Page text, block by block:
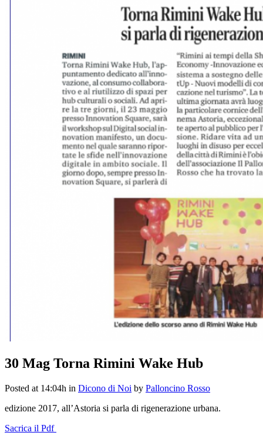
Torna Rimini Wake Hub
30 Mag Torna Rimini Wake Hub
Posted at 14:04h in Dicono di Noi by Palloncino Rosso
edizione 2017, all’Astoria si parla di rigenerazione urbana.
Sacrica il Pdf